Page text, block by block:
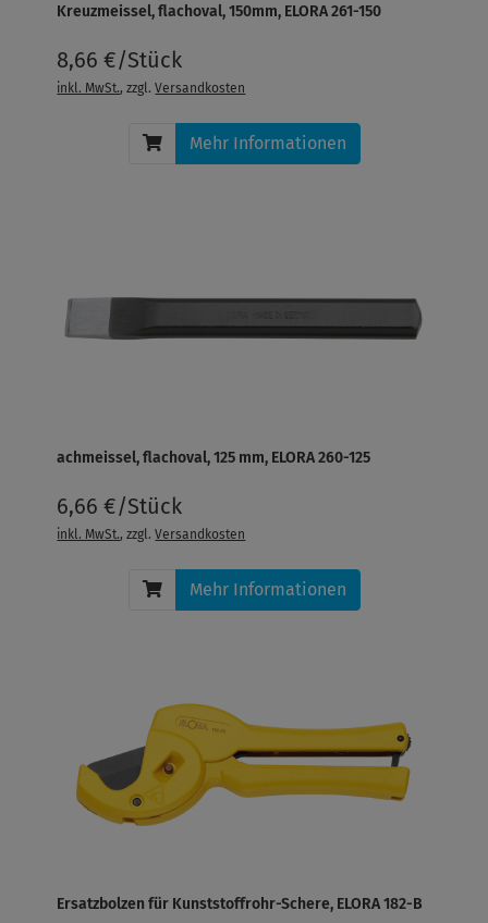
Kreuzmeissel, flachoval, 150mm, ELORA 261-150
8,66 €/Stück
inkl. MwSt., zzgl.Versandkosten
Mehr Informationen
achmeissel, flachoval, 125 mm, ELORA 260-125
6,66 €/Stück
inkl. MwSt., zzgl.Versandkosten
Mehr Informationen
Ersatzbolzen für Kunststoffrohr-Schere, ELORA 182-B